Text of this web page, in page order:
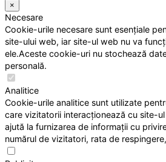
×
Necesare
Cookie-urile necesare sunt esențiale
site-ului web, iar site-ul web nu va
ele.Aceste cookie-uri nu stochează
personală.
Analitice
Cookie-urile analitice sunt utilizate
care vizitatorii interacționează cu site-
ajută la furnizarea de informații cu
numărul de vizitatori, rata de